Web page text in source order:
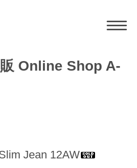
Online Shop A-
Jean 12AW